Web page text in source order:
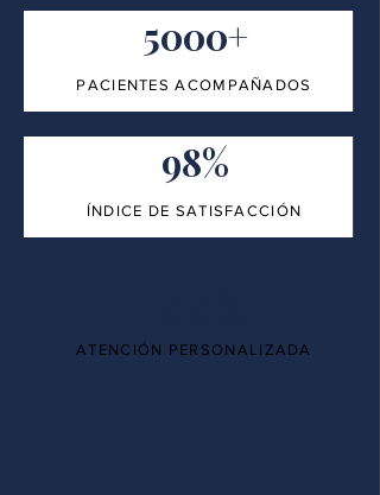
5000+
PACIENTES ACOMPAÑADOS
98%
ÍNDICE DE SATISFACCIÓN
ATENCIÓN PERSONALIZADA